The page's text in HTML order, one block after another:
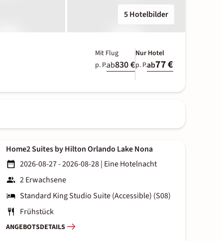
5 Hotelbilder
Mit Flug
p. P.ab830 €
Nur Hotel
p. P.ab77 €
Home2 Suites by Hilton Orlando Lake Nona
2026-08-27 - 2026-08-28| Eine Hotelnacht
2 Erwachsene
Standard King Studio Suite (Accessible) (S08)
Frühstück
ANGEBOTSDETAILS